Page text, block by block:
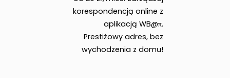
korespondencją online z
aplikacją WB@π.
Prestiżowy adres, bez
wychodzenia z domu!